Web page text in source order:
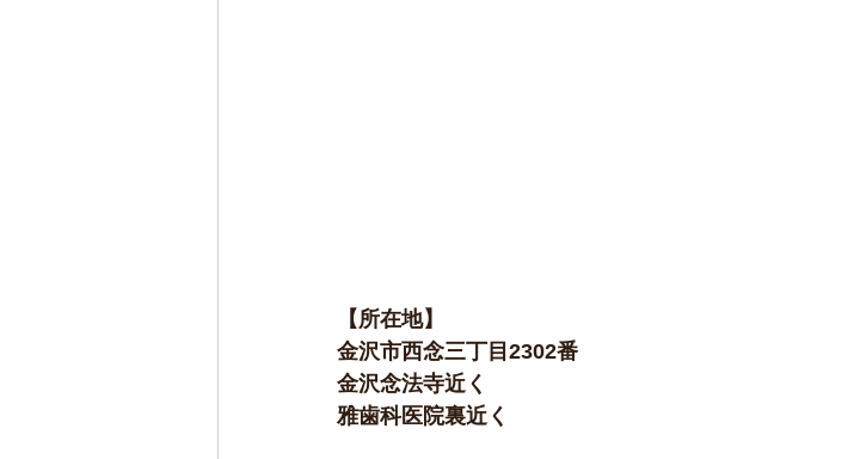
【所在地】
金沢市西念三丁目2302番
金沢念法寺近く
雅歯科医院裏近く